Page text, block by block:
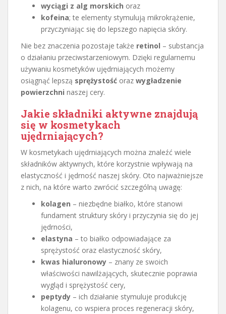
wyciągi z alg morskich oraz
kofeina; te elementy stymulują mikrokrążenie,
przyczyniając się do lepszego napięcia skóry.
Nie bez znaczenia pozostaje także retinol – substancja
o działaniu przeciwstarzeniowym. Dzięki regularnemu
używaniu kosmetyków ujędrniających możemy
osiągnąć lepszą sprężystość oraz wygładzenie
powierzchni naszej cery.
Jakie składniki aktywne znajdują
się w kosmetykach
ujędrniających?
W kosmetykach ujędrniających można znaleźć wiele
składników aktywnych, które korzystnie wpływają na
elastyczność i jędrność naszej skóry. Oto najważniejsze
z nich, na które warto zwrócić szczególną uwagę:
kolagen – niezbędne białko, które stanowi
fundament struktury skóry i przyczynia się do jej
jędrności,
elastyna – to białko odpowiadające za
sprężystość oraz elastyczność skóry,
kwas hialuronowy – znany ze swoich
właściwości nawilżających, skutecznie poprawia
wygląd i sprężystość cery,
peptydy – ich działanie stymuluje produkcję
kolagenu, co wspiera proces regeneracji skóry,